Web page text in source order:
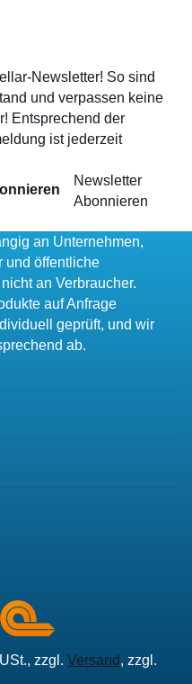
Newsletter! So sind
und verpassen keine
Entsprechend der
ist jederzeit
Newsletter
Abonnieren
an Unternehmen,
und öffentliche
an Verbraucher.
auf Anfrage
geprüft, und wir
ab.
zzgl. Versand, zzgl.